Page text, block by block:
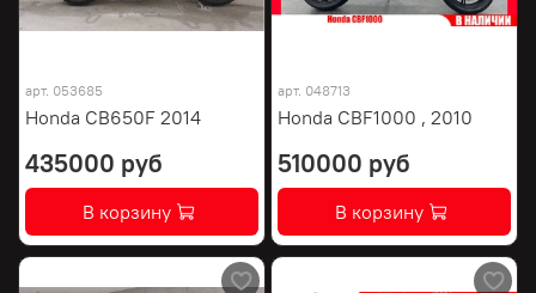
арт. 053685
Honda CB650F 2014
435000 руб
В корзину
арт. 048713
Honda CBF1000 , 2010
510000 руб
В корзину